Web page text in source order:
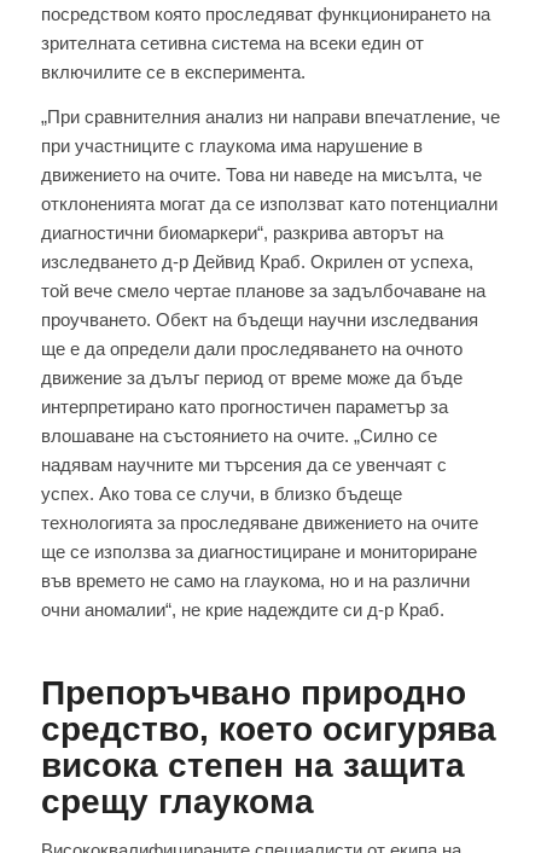
посредством която проследяват функционирането на
зрителната сетивна система на всеки един от
включилите се в експеримента.
„При сравнителния анализ ни направи впечатление, че
при участниците с глаукома има нарушение в
движението на очите. Това ни наведе на мисълта, че
отклоненията могат да се използват като потенциални
диагностични биомаркери“, разкрива авторът на
изследването д-р Дейвид Краб. Окрилен от успеха,
той вече смело чертае планове за задълбочаване на
проучването. Обект на бъдещи научни изследвания
ще е да определи дали проследяването на очното
движение за дълъг период от време може да бъде
интерпретирано като прогностичен параметър за
влошаване на състоянието на очите. „Силно се
надявам научните ми търсения да се увенчаят с
успех. Ако това се случи, в близко бъдеще
технологията за проследяване движението на очите
ще се използва за диагностициране и мониториране
във времето не само на глаукома, но и на различни
очни аномалии“, не крие надеждите си д-р Краб.
Препоръчвано природно
средство, което осигурява
висока степен на защита
срещу глаукома